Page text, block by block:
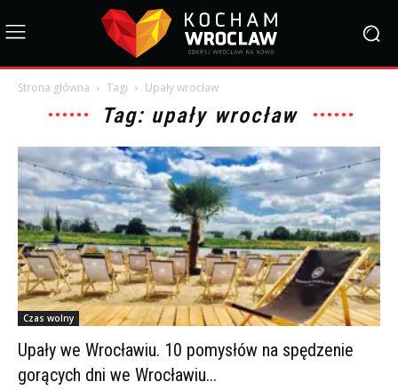
Strona główna Tagi Upały wrocław
Tag: upały wrocław
Czas wolny
Upały we Wrocławiu. 10 pomysłów na spędzenie
gorących dni we Wrocławiu...